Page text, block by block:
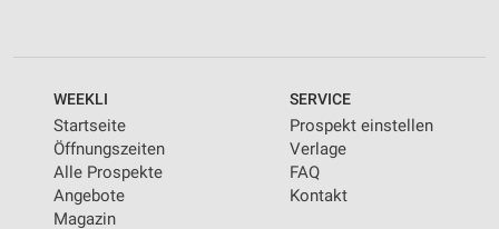
WEEKLI
Startseite
Öffnungszeiten
Alle Prospekte
Angebote
Magazin
SERVICE
Prospekt einstellen
Verlage
FAQ
Kontakt